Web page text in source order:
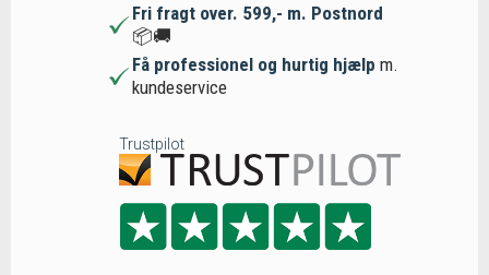
Fri fragt over. 599,- m. Postnord
📦🚚
Få professionel og hurtig hjælp m.
kundeservice
Trustpilot